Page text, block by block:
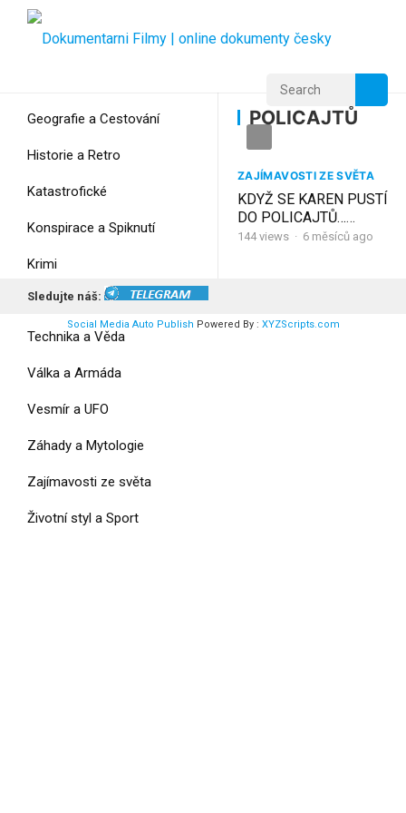
Geografie a Cestování
Historie a Retro
Katastrofické
Konspirace a Spiknutí
Krimi
Myšlení
Technika a Věda
Válka a Armáda
Vesmír a UFO
Záhady a Mytologie
Zajímavosti ze světa
Životní styl a Sport
POLICAJTŮ
POLICAJTŮ
ZAJÍMAVOSTI ZE SVĚTA
KDYŽ SE KAREN PUSTÍ
DO POLICAJTŮ…
ŠPATNÝ NÁPAD!
144views · 6 měsíců ago
Sledujte náš:
Social Media Auto Publish Powered By : XYZScripts.com